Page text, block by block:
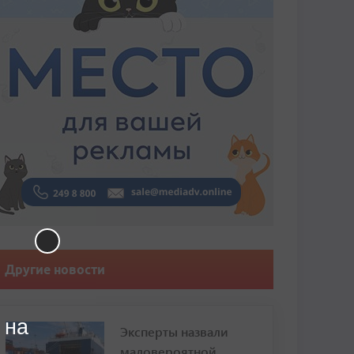
Другие новости
Эксперты назвали